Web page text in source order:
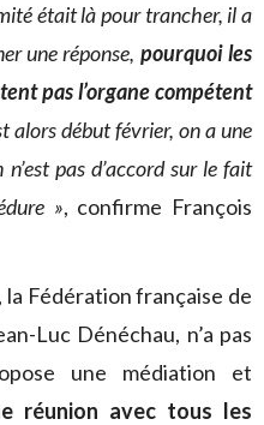
était là pour trancher, il a
une réponse, pourquoi les
pas l’organe compétent
alors début février, on a une
pas d’accord sur le fait
», confirme François
Fédération française de
Luc Dénéchau, n’a pas
une médiation et
réunion avec tous les